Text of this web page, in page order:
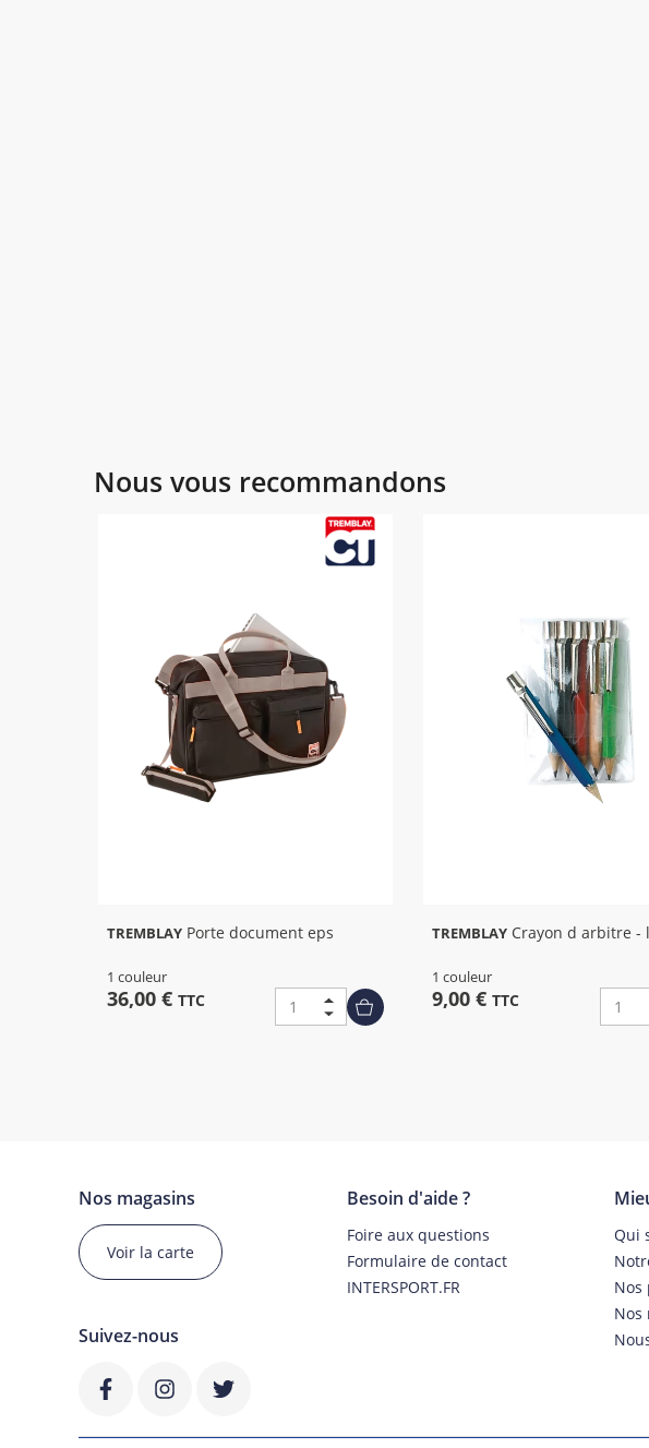
Nous vous recommandons
TREMBLAY Porte document eps
1 couleur
36,00 € TTC
TREMBLAY Crayon d arbitre -
1 couleur
9,00 € TTC
Nos magasins
Voir la carte
Suivez-nous
Besoin d'aide ?
Foire aux questions
Formulaire de contact
INTERSPORT.FR
Qui
Nos
Nos